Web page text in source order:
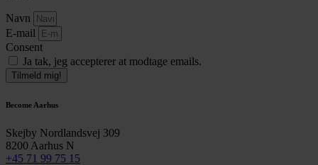
Navn
E-mail
Consent
Ja tak, jeg accepterer at modtage emails.
Tilmeld mig!
Become Aarhus
Skejby Nordlandsvej 309
8200 Aarhus N
+45 71 99 75 15